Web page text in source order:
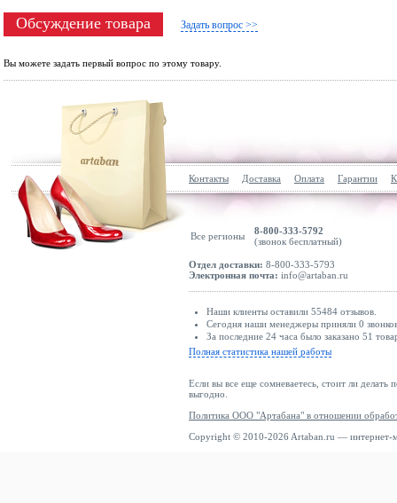
Обсуждение товара Задать вопрос >>
Вы можете задать первый вопрос по этому товару.
Контакты Доставка Оплата Гарантии
Все регионы
8-800-333-5792
(звонок бесплатный)
Отдел доставки: 8-800-333-5793
Электронная почта: info@artaban.ru
Наши клиенты оставили 55484 отзывов.
Сегодня наши менеджеры приняли 0
За последние 24 часа было заказано 51
Полная статистика нашей работы
Если вы все еще сомневаетесь, стоит ли делать
выгодно.
Политика ООО "Артабана" в отношении
Copyright © 2010-2026 Artaban.ru — интернет-